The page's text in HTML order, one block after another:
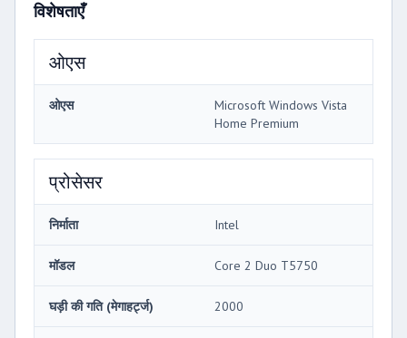
विशेषताएँ
ओएस
ओएस
Microsoft Windows Vista
Home Premium
प्रोसेसर
निर्माता Intel
मॉडल Core 2 Duo T5750
घड़ी की गति (मेगाहर्ट्ज) 2000